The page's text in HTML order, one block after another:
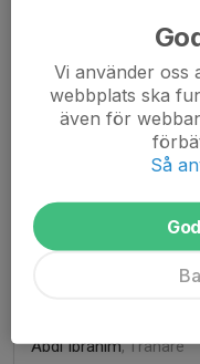
Valon Adra, Ledare
Bashar Mohamed ,
, Tränare
IFK P2018
Mahmoud AlMouti
, Tränare
Abdi Ibrahim, Tränare
Vi använder oss
webbplats ska
även för
Så